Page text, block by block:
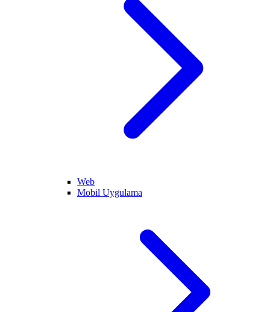
Web
Mobil Uygulama